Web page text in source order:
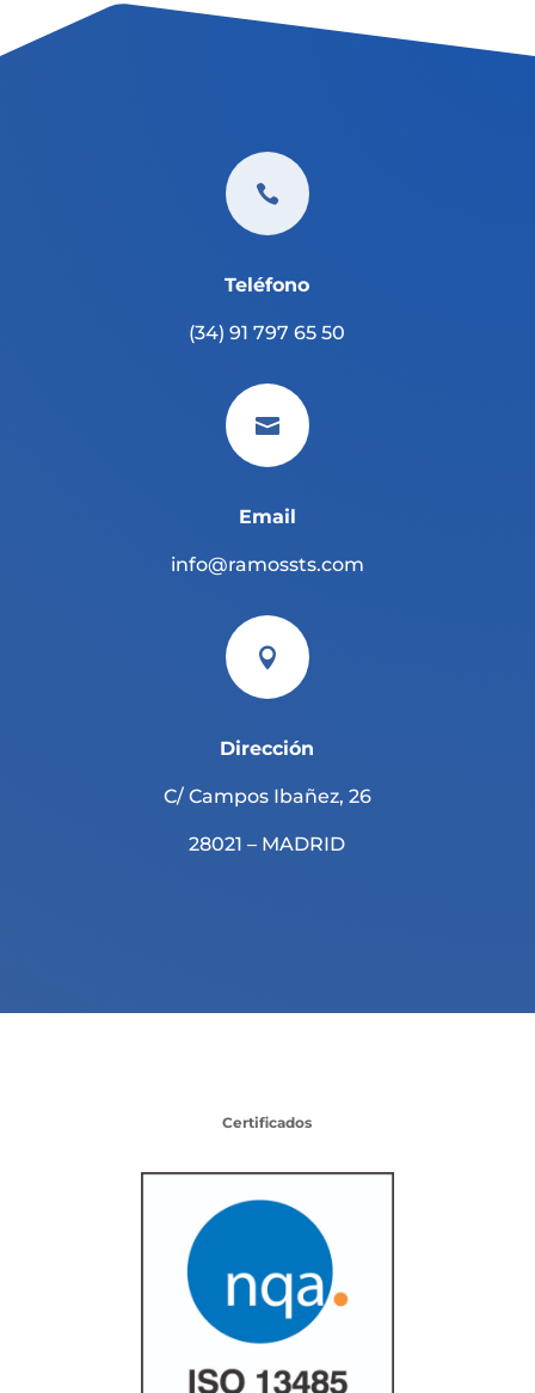

Teléfono
(34) 91 797 65 50

Email
info@ramossts.com

Dirección
C/ Campos Ibañez, 26
28021 – MADRID
Certificados